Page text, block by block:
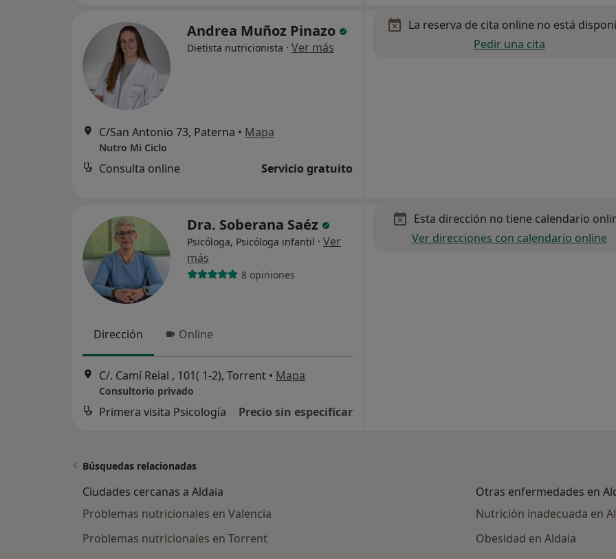
Andrea Muñoz Pinazo
Dietista nutricionista · Ver más
C/San Antonio 73, Paterna • Mapa
Nutro Mi Ciclo
Consulta online Servicio gratuito
La reserva de cita online no está
Pedir una cita
Dra. Soberana Saéz
Psicóloga, Psicóloga infantil · Ver
más
8 opiniones
Dirección Online
C/. Camí Reial , 101( 1-2), Torrent • Mapa
Consultorio privado
Primera visita Psicología Precio sin especificar
Esta dirección no tiene calendario
Ver direcciones con calendario online
Búsquedas relacionadas
Ciudades cercanas a Aldaia
Problemas nutricionales en Valencia
Problemas nutricionales en Torrent
Otras enfermedades en
Nutrición inadecuada en
Obesidad en Aldaia